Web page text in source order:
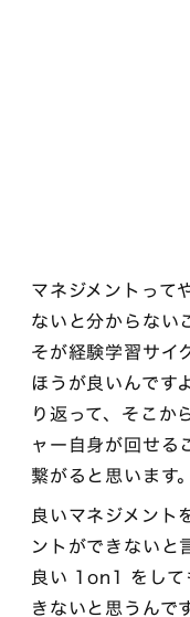
マネジメントって
ないと分からない
そが経験学習サイ
ほうが良いんです
り返って、そこか
ャー自身が回せる
繋がると思います。
良いマネジメント
ントができないと
良い 1on1 をし
きないと思うんで